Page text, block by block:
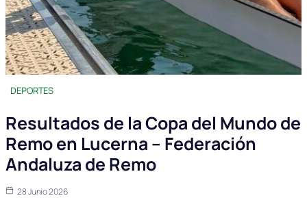
DEPORTES
Resultados de la Copa del Mundo de
Remo en Lucerna – Federación
Andaluza de Remo
28 Junio 2026